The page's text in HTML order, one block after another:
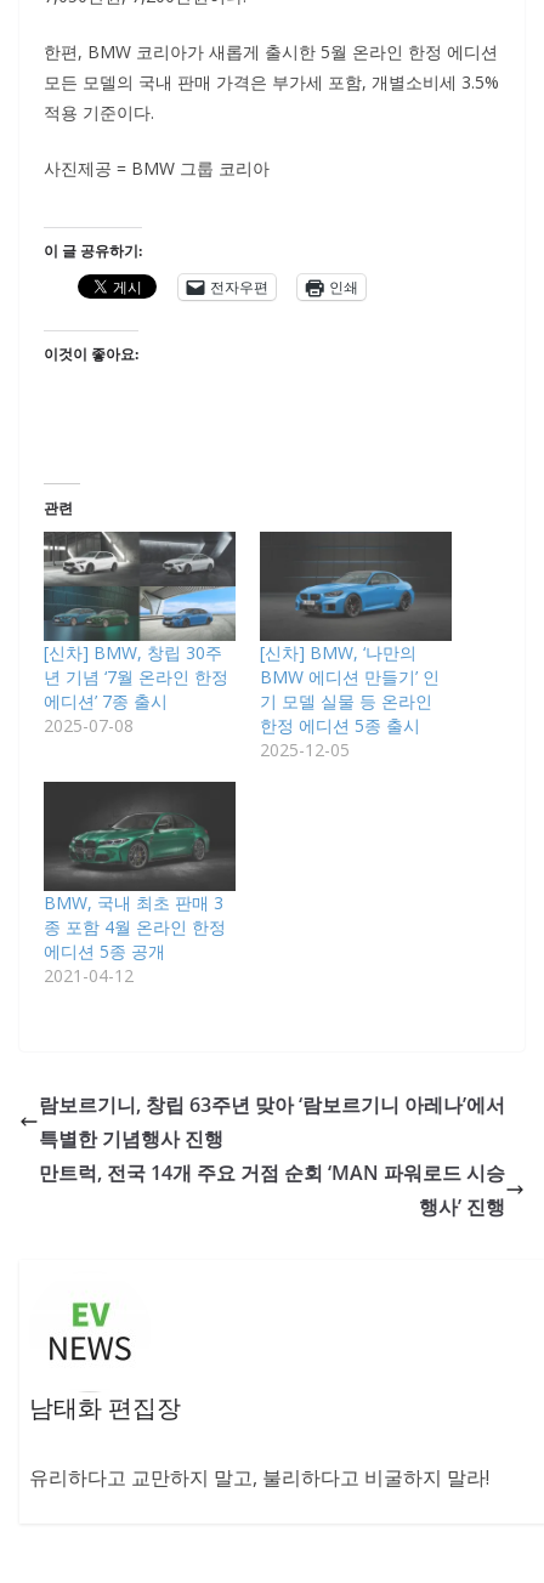
한편, BMW 코리아가 새롭게 출시한 5월 온라인 한정 에디션
모든 모델의 국내 판매 가격은 부가세 포함, 개별소비세 3.5%
적용 기준이다.
사진제공 = BMW 그룹 코리아
이 글 공유하기:
전자우편
인쇄
이것이 좋아요:
관련
[신차] BMW, 창립 30주
년 기념 ‘7월 온라인 한정
에디션’ 7종 출시
2025-07-08
[신차] BMW, ‘나만의
BMW 에디션 만들기’ 인
기 모델 실물 등 온라인
한정 에디션 5종 출시
2025-12-05
BMW, 국내 최초 판매 3
종 포함 4월 온라인 한정
에디션 5종 공개
2021-04-12
람보르기니, 창립 63주년 맞아 ‘람보르기니 아레나’에서
특별한 기념행사 진행
만트럭, 전국 14개 주요 거점 순회 ‘MAN 파워로드 시승
행사’ 진행
남태화 편집장
유리하다고 교만하지 말고, 불리하다고 비굴하지 말라!